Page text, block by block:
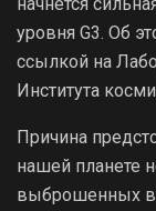
уровня G3. Об
ссылкой на
Института
Причина
нашей планете
выброшенных